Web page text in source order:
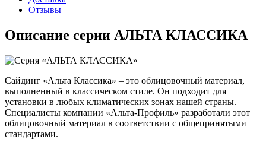
Отзывы
Описание серии АЛЬТА КЛАССИКА
Сайдинг «Альта Классика» – это облицовочный материал,
выполненный в классическом стиле. Он подходит для
установки в любых климатических зонах нашей страны.
Специалисты компании «Альта-Профиль» разработали этот
облицовочный материал в соответствии с общепринятыми
стандартами.